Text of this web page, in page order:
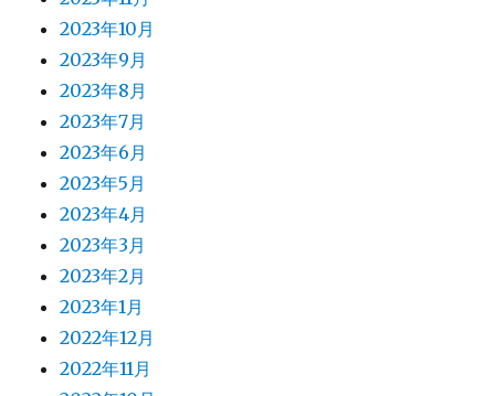
2023年10月
2023年9月
2023年8月
2023年7月
2023年6月
2023年5月
2023年4月
2023年3月
2023年2月
2023年1月
2022年12月
2022年11月